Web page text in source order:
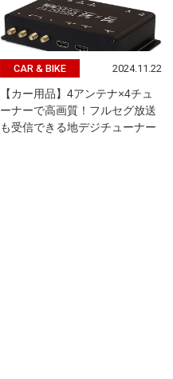
CAR & BIKE 2024.11.22
【カー用品】4アンテナ×4チュ
ーナーで高画質！フルセグ放送
も受信できる地デジチューナー